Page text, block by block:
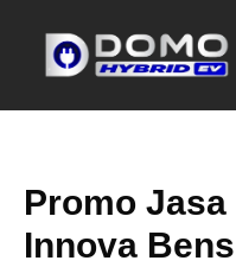
Promo Jasa
Innova